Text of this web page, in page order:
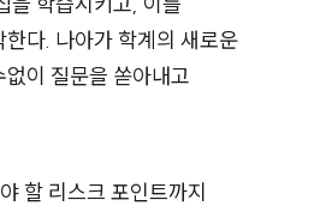
다. 나아가 학계의 새로운
이 질문을 쏟아내고
할 리스크 포인트까지